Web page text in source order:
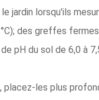
jardin lorsqu'ils
des greffes
pH du sol de 6,0 à
placez-les plus